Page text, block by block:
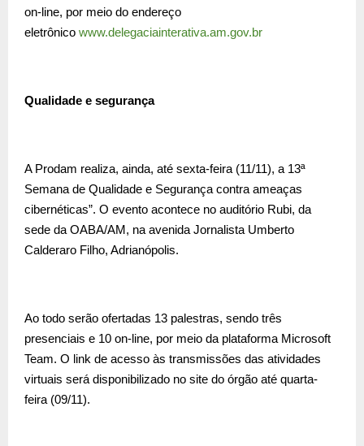
on-line, por meio do endereço
eletrônico www.delegaciainterativa.am.gov.br
Qualidade e segurança
A Prodam realiza, ainda, até sexta-feira (11/11), a 13ª
Semana de Qualidade e Segurança contra ameaças
cibernéticas”. O evento acontece no auditório Rubi, da
sede da OABA/AM, na avenida Jornalista Umberto
Calderaro Filho, Adrianópolis.
Ao todo serão ofertadas 13 palestras, sendo três
presenciais e 10 on-line, por meio da plataforma Microsoft
Team. O link de acesso às transmissões das atividades
virtuais será disponibilizado no site do órgão até quarta-
feira (09/11).